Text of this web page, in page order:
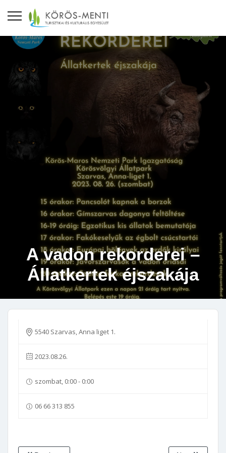
A vadon rekorderei –
Állatkertek éjszakája
5540 Szarvas, Anna liget 1.
2023.08.26.
szombat, 0:00 - 0:00
06 66 313 855